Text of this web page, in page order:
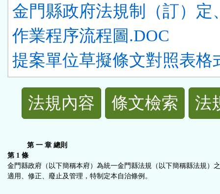
金門縣政府法規制（訂）定
作業程序流程圖.DOC
提案單位草擬條文對照表格
規
能
法規內容 條文檢索 法
第 一 章 總則
第 1 條
金門縣政府（以下簡稱本府）為統一金門縣法規（以下簡稱縣法規）
適用、修正、廢止及管理，特制定本自治條例。